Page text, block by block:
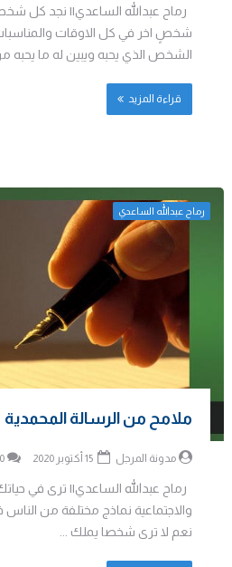
رماح عبدالله الساعدي|| نجد كل
شخصٍ اخر في كل الاوقات
الشخص الذي يحبه ويبين له ما
قراءة المزيد
رماح عبدالله الساعدي
ملامح من الرسالة المحمدية
مدونة المرجل 0
رماح عبدالله الساعدي|| ترى في حياتك
والاجتماعية نماذج مختلفة من الناس
نعم لا ترى شخصا يملك ...